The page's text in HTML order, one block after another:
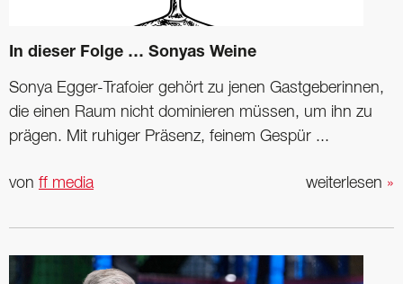
In dieser Folge … Sonyas Weine
Sonya Egger-Trafoier gehört zu jenen Gastgeberinnen,
die einen Raum nicht dominieren müssen, um ihn zu
prägen. Mit ruhiger Präsenz, feinem Gespür ...
weiterlesen »
von ff media